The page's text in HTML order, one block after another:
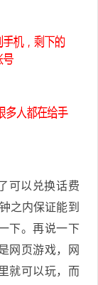
以兑换话费
之内保证能到
下。再说一下
网页游戏，网
就可以玩，而